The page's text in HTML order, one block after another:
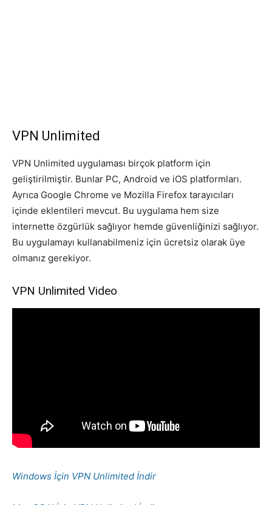
VPN Unlimited
VPN Unlimited uygulaması birçok platform için
geliştirilmiştir. Bunlar PC, Android ve iOS platformları.
Ayrıca Google Chrome ve Mozilla Firefox tarayıcıları
içinde eklentileri mevcut. Bu uygulama hem size
internette özgürlük sağlıyor hemde güvenliğinizi sağlıyor.
Bu uygulamayı kullanabilmeniz için ücretsiz olarak üye
olmanız gerekiyor.
VPN Unlimited Video
Windows İçin VPN Unlimited İndir